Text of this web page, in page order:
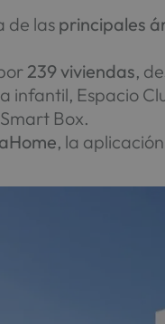
de las principales
239 viviendas,
infantil, Espacio
Box.
, la